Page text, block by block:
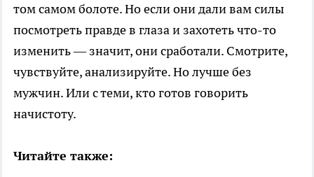
том самом болоте. Но если они дали вам силы
посмотреть правде в глаза и захотеть что-то
изменить — значит, они сработали. Смотрите,
чувствуйте, анализируйте. Но лучше без
мужчин. Или с теми, кто готов говорить
начистоту.
Читайте также: